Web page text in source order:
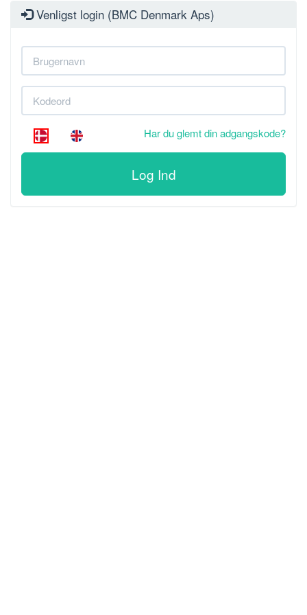
Venligst login (BMC Denmark Aps)
Har du glemt din adgangskode?